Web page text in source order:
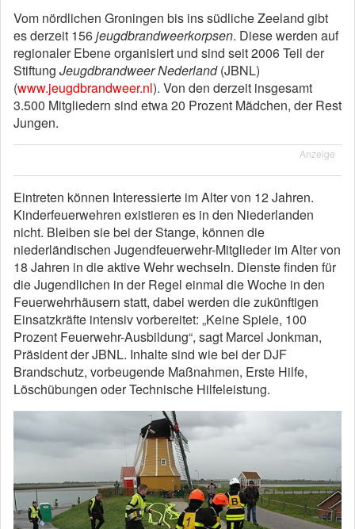
Vom nördlichen Groningen bis ins südliche Zeeland gibt
es derzeit 156jeugdbrandweerkorpsen. Diese werden auf
regionaler Ebene organisiert und sind seit 2006 Teil der
Stiftung Jeugdbrandweer Nederland(JBNL)
(www.jeugdbrandweer.nl). Von den derzeit insgesamt
3.500 Mitgliedern sind etwa 20 Prozent Mädchen, der Rest
Jungen.
Anzeige
Eintreten können Interessierte im Alter von 12 Jahren.
Kinderfeuerwehren existieren es in den Niederlanden
nicht. Bleiben sie bei der Stange, können die
niederländischen Jugendfeuerwehr-Mitglieder im Alter von
18 Jahren in die aktive Wehr wechseln. Dienste finden für
die Jugendlichen in der Regel einmal die Woche in den
Feuerwehrhäusern statt, dabei werden die zukünftigen
Einsatzkräfte intensiv vorbereitet: „Keine Spiele, 100
Prozent Feuerwehr-Ausbildung“, sagt Marcel Jonkman,
Präsident der JBNL. Inhalte sind wie bei der DJF
Brandschutz, vorbeugende Maßnahmen, Erste Hilfe,
Löschübungen oder Technische Hilfeleistung.